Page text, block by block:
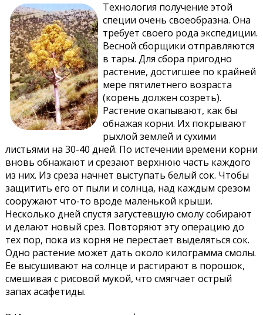
Технология получение этой
специи очень своеобразна. Она
требует своего рода экспедиции.
Весной сборщики отправляются
в тары. Для сбора пригодно
растение, достигшее по крайней
мере пятилетнего возраста
(корень должен созреть).
Растение окапывают, как бы
обнажая корни. Их покрывают
рыхлой землей и сухими
листьями на 30-40 дней. По истечении времени корни
вновь обнажают и срезают верхнюю часть каждого
из них. Из среза начнет выступать белый сок. Чтобы
защитить его от пыли и солнца, над каждым срезом
сооружают что-то вроде маленькой крыши.
Несколько дней спустя загустевшую смолу собирают
и делают новый срез. Повторяют эту операцию до
тех пор, пока из корня не перестает выделяться сок.
Одно растение может дать около килограмма смолы.
Ее высушивают на солнце и растирают в порошок,
смешивая с рисовой мукой, что смягчает острый
запах асафетиды.